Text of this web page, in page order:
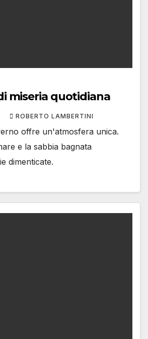
miseria quotidiana
ROBERTO LAMBERTINI
offre un'atmosfera unica.
e la sabbia bagnata
dimenticate.